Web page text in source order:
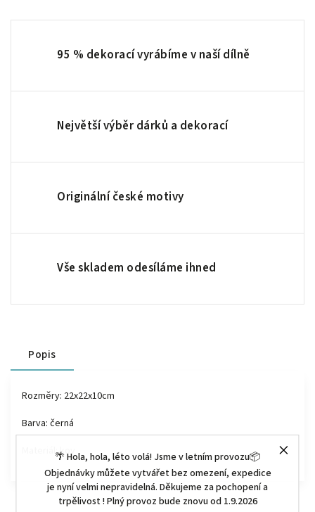
🌴 Hola, hola, léto volá! Jsme v letním provozu📦
Objednávky můžete vytvářet bez omezení, expedice
je nyní velmi nepravidelná. Děkujeme za pochopení a
trpělivost ! Plný provoz bude znovu od 1.9.2026
95 % dekorací vyrábíme v naší dílně
Největší výběr dárků a dekorací
Originální české motivy
Vše skladem odesíláme ihned
Popis
Rozměry: 22x22x10cm
Barva: černá
Materiál: kov